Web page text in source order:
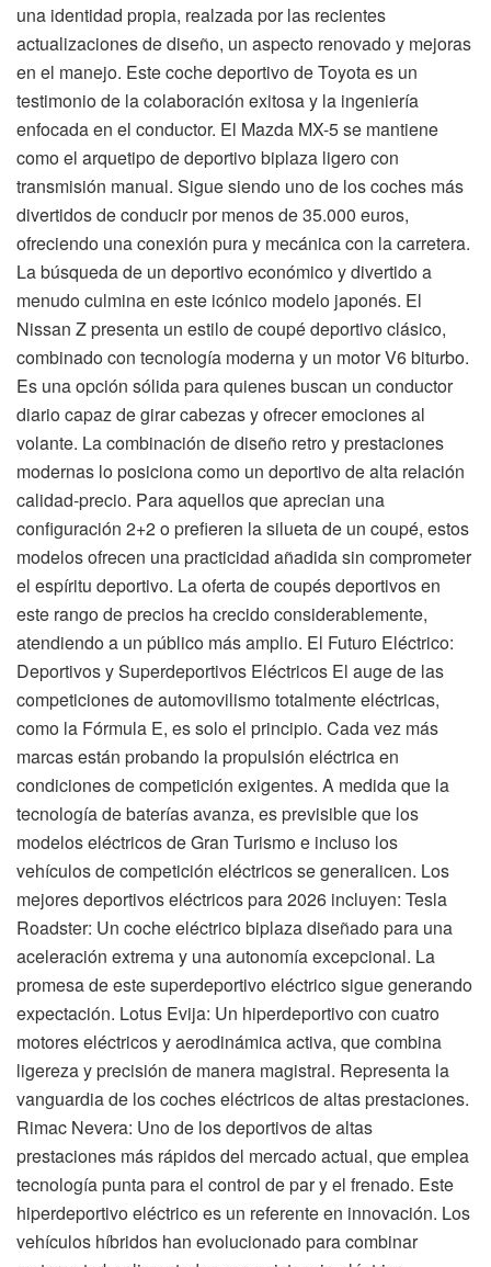
una identidad propia, realzada por las recientes
actualizaciones de diseño, un aspecto renovado y mejoras
en el manejo. Este coche deportivo de Toyota es un
testimonio de la colaboración exitosa y la ingeniería
enfocada en el conductor. El Mazda MX-5 se mantiene
como el arquetipo de deportivo biplaza ligero con
transmisión manual. Sigue siendo uno de los coches más
divertidos de conducir por menos de 35.000 euros,
ofreciendo una conexión pura y mecánica con la carretera.
La búsqueda de un deportivo económico y divertido a
menudo culmina en este icónico modelo japonés. El
Nissan Z presenta un estilo de coupé deportivo clásico,
combinado con tecnología moderna y un motor V6 biturbo.
Es una opción sólida para quienes buscan un conductor
diario capaz de girar cabezas y ofrecer emociones al
volante. La combinación de diseño retro y prestaciones
modernas lo posiciona como un deportivo de alta relación
calidad-precio. Para aquellos que aprecian una
configuración 2+2 o prefieren la silueta de un coupé, estos
modelos ofrecen una practicidad añadida sin comprometer
el espíritu deportivo. La oferta de coupés deportivos en
este rango de precios ha crecido considerablemente,
atendiendo a un público más amplio. El Futuro Eléctrico:
Deportivos y Superdeportivos Eléctricos El auge de las
competiciones de automovilismo totalmente eléctricas,
como la Fórmula E, es solo el principio. Cada vez más
marcas están probando la propulsión eléctrica en
condiciones de competición exigentes. A medida que la
tecnología de baterías avanza, es previsible que los
modelos eléctricos de Gran Turismo e incluso los
vehículos de competición eléctricos se generalicen. Los
mejores deportivos eléctricos para 2026 incluyen: Tesla
Roadster: Un coche eléctrico biplaza diseñado para una
aceleración extrema y una autonomía excepcional. La
promesa de este superdeportivo eléctrico sigue generando
expectación. Lotus Evija: Un hiperdeportivo con cuatro
motores eléctricos y aerodinámica activa, que combina
ligereza y precisión de manera magistral. Representa la
vanguardia de los coches eléctricos de altas prestaciones.
Rimac Nevera: Uno de los deportivos de altas
prestaciones más rápidos del mercado actual, que emplea
tecnología punta para el control de par y el frenado. Este
hiperdeportivo eléctrico es un referente en innovación. Los
vehículos híbridos han evolucionado para combinar